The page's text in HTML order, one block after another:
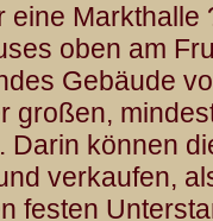
eine Markthalle
oben am
Gebäude
großen,
Darin können
verkaufen,
festen